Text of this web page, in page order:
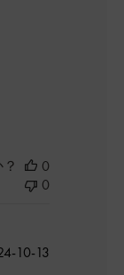
0
0
公
10-13